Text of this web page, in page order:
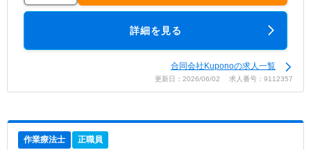
詳細を見る
合同会社Kuponoの求人一覧
更新日：2026/06/02 求人番号：9112357
作業療法士 正職員